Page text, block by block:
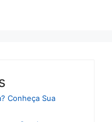
Conheça Sua